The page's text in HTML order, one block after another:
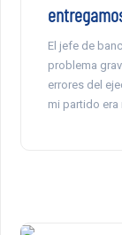
El jefe de
problema
errores del
mi partido era